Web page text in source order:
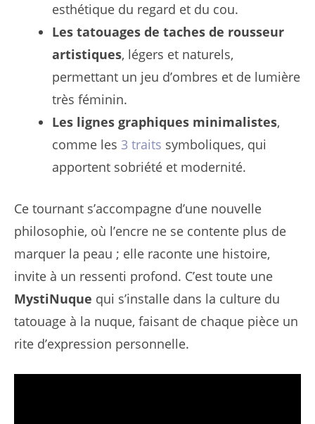
esthétique du regard et du cou.
Les tatouages de taches de rousseur
artistiques, légers et naturels,
permettant un jeu d’ombres et de lumière
très féminin.
Les lignes graphiques minimalistes,
comme les 3 traits symboliques, qui
apportent sobriété et modernité.
Ce tournant s’accompagne d’une nouvelle
philosophie, où l’encre ne se contente plus de
marquer la peau ; elle raconte une histoire,
invite à un ressenti profond. C’est toute une
MystiNuque qui s’installe dans la culture du
tatouage à la nuque, faisant de chaque pièce un
rite d’expression personnelle.